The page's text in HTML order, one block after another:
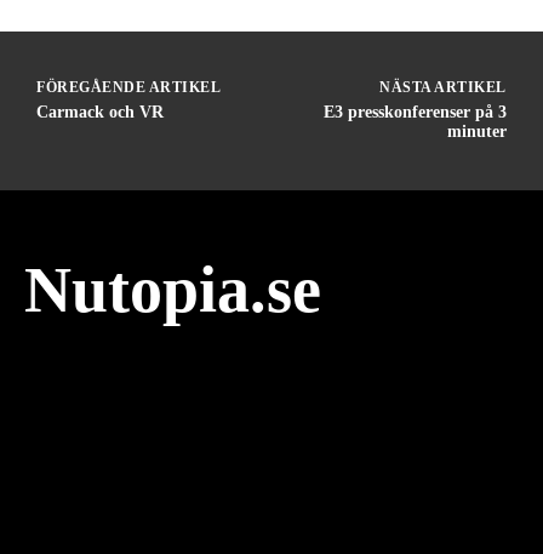
FÖREGÅENDE ARTIKEL
Carmack och VR
NÄSTA ARTIKEL
E3 presskonferenser på 3
minuter
Nutopia.se